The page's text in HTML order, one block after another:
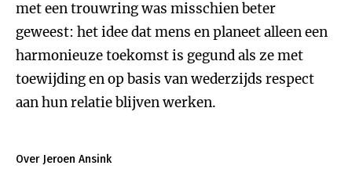
met een trouwring was misschien beter
geweest: het idee dat mens en planeet alleen een
harmonieuze toekomst is gegund als ze met
toewijding en op basis van wederzijds respect
aan hun relatie blijven werken.
Over Jeroen Ansink